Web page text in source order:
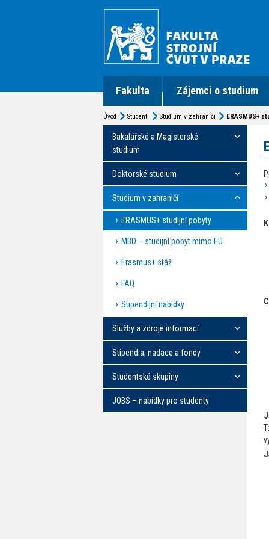
Fakulta Zájemci o studium
Úvod Studenti Studium v zahraničí ERASMUS+
Bakalářské a Magisterské
studium
Doktorské studium
Studium v zahraničí
ERASMUS+ studijní pobyty
MBD – studijní pobyt mimo EU
Erasmus+ stáž
FAQ
Stipendijní nabídky
Služby a zdroje informací
Stipendia, nadace a fondy
Studentské skupiny
JOBS – nabídky pro studenty